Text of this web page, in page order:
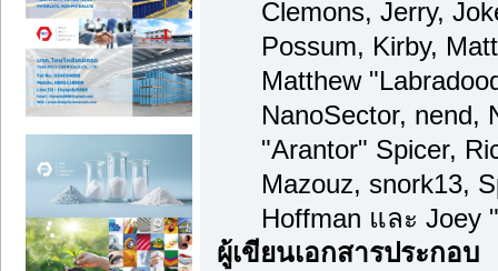
Clemons, Jerry,
Possum, Kirby,
Matthew
NanoSector, nend,
"Arantor" Spicer,
Mazouz, snork13,
Hoffman และ Joey
ผู้เขียนเอกสารประกอบ